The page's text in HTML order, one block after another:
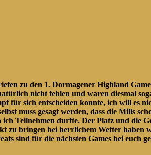
zu den 1. Dormagener Highland
nicht fehlen und waren diesmal
für sich entscheiden konnte, ich will es
muss gesagt werden, dass die Mills
Teilnehmen durfte. Der Platz und die
zu bringen bei herrlichem Wetter
sind für die nächsten Games bei euch